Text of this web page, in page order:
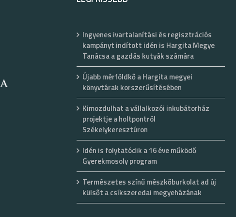
Ingyenes ivartalanítási és regisztrációs
kampányt indított idén is Hargita Megye
Tanácsa a gazdás kutyák számára
Újabb mérföldkő a Hargita megyei
könyvtárak korszerűsítésében
Kimozdulhat a vállalkozói inkubátorház
projektje a holtpontról
Székelykeresztúron
Idén is folytatódik a 16 éve működő
Gyerekmosoly program
Természetes színű mészkőburkolat ad új
külsőt a csíkszeredai megyeházának